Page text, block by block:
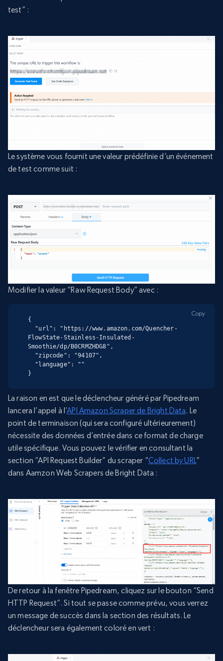
test” :
Le système vous fournit une valeur prédéfinie d’un événement
de test comme suit :
Modifier la valeur “Raw Request Body” avec :
{
FlowState-Stainless-Insulated-
Smoothie/dp/B0CRMZHDG8",
}
Copy
La raison en est que le déclencheur généré par Pipedream
lancera l’appel à l’API Amazon Scraper de Bright Data. Le
point de terminaison (qui sera configuré ultérieurement)
nécessite des données d’entrée dans ce format de charge
utile spécifique. Vous pouvez le vérifier en consultant la
section “API Request Builder” du scraper “Collect by URL ”
dans Aamzon Web Scrapers de Bright Data :
De retour à la fenêtre Pipedream, cliquez sur le bouton “Send
HTTP Request”. Si tout se passe comme prévu, vous verrez
un message de succès dans la section des résultats. Le
déclencheur sera également coloré en vert :